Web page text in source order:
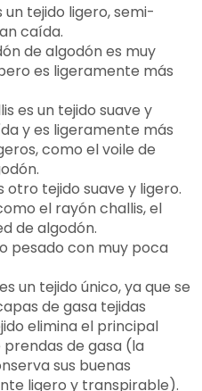
un tejido ligero, semi-
caída.
de algodón es muy
es ligeramente más
es un tejido suave y
y es ligeramente más
como el voile de
otro tejido suave y ligero.
el rayón challis, el
de algodón.
pesado con muy poca
un tejido único, ya que se
de gasa tejidas
elimina el principal
de gasa (la
sus buenas
ligero y transpirable).